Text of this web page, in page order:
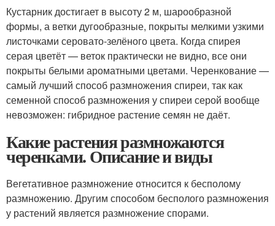
Кустарник достигает в высоту 2 м, шарообразной
формы, а ветки дугообразные, покрыты мелкими узкими
листочками серовато-зелёного цвета. Когда спирея
серая цветёт — веток практически не видно, все они
покрыты белыми ароматными цветами. Черенкование —
самый лучший способ размножения спиреи, так как
семенной способ размножения у спиреи серой вообще
невозможен: гибридное растение семян не даёт.
Какие растения размножаются
черенками. Описание и виды
Вегетативное размножение относится к бесполому
размножению. Другим способом бесполого размножения
у растений является размножение спорами.